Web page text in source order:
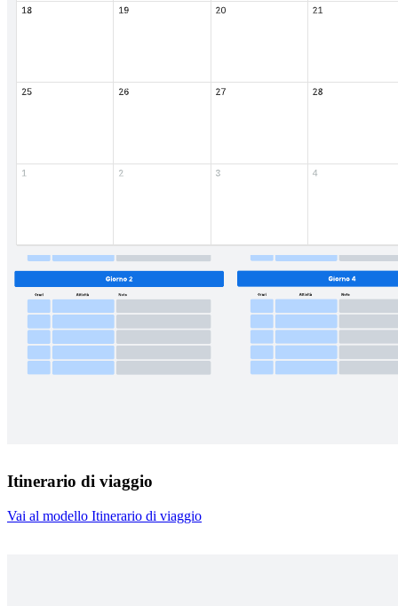
Itinerario di viaggio
Vai al modello Itinerario di viaggio